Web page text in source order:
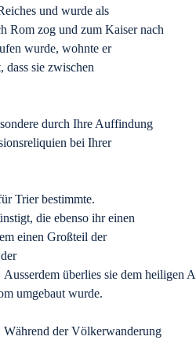
und wurde als
Rom zog und zum Kaiser nach
wurde, wohnte er
dass sie zwischen
durch Ihre Auffindung
bei Ihrer
Trier bestimmte.
die ebenso ihr einen
einen Großteil der
überlies sie dem heiligen
umgebaut wurde.
der Völkerwanderung